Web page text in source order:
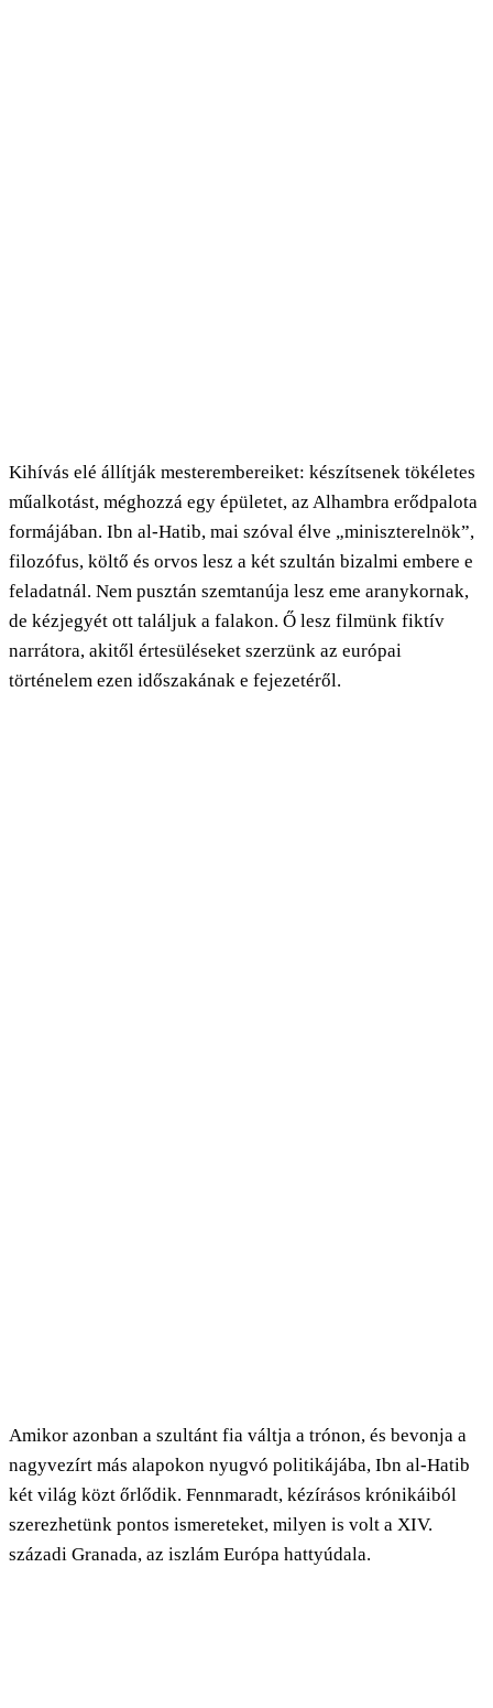
Kihívás elé állítják mesterembereiket: készítsenek tökéletes
műalkotást, méghozzá egy épületet, az Alhambra erődpalota
formájában. Ibn al-Hatib, mai szóval élve „miniszterelnök”,
filozófus, költő és orvos lesz a két szultán bizalmi embere e
feladatnál. Nem pusztán szemtanúja lesz eme aranykornak,
de kézjegyét ott találjuk a falakon. Ő lesz filmünk fiktív
narrátora, akitől értesüléseket szerzünk az európai
történelem ezen időszakának e fejezetéről.
Amikor azonban a szultánt fia váltja a trónon, és bevonja a
nagyvezírt más alapokon nyugvó politikájába, Ibn al-Hatib
két világ közt őrlődik. Fennmaradt, kézírásos krónikáiból
szerezhetünk pontos ismereteket, milyen is volt a XIV.
századi Granada, az iszlám Európa hattyúdala.